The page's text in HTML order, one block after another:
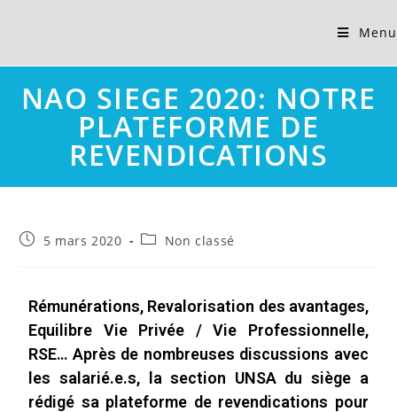
Menu
NAO SIEGE 2020: NOTRE
PLATEFORME DE
REVENDICATIONS
5 mars 2020 Non classé
Rémunérations, Revalorisation des avantages,
Equilibre Vie Privée / Vie Professionnelle,
RSE… Après de nombreuses discussions avec
les salarié.e.s, la section UNSA du siège a
rédigé sa plateforme de revendications pour